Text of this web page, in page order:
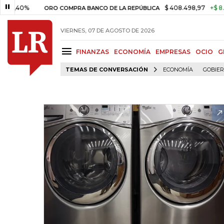
ORO COMPRA BANCO DE LA REPÚBLICA $ 408.498,97 +$ 8.753,81
VIERNES, 07 DE AGOSTO DE 2026
FINANZAS ECONOMÍA EMPRESAS OCIO
TEMAS DE CONVERSACIÓN ECONOMÍA